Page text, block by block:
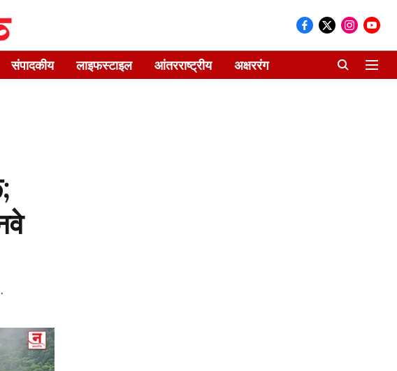
संपादकीय लाइफस्टाइल आंतरराष्ट्रीय अक्षररंग